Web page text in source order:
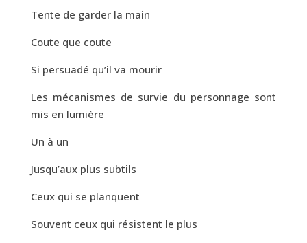
Tente de garder la main
Coute que coute
Si persuadé qu’il va mourir
Les mécanismes de survie du personnage sont
mis en lumière
Un à un
Jusqu’aux plus subtils
Ceux qui se planquent
Souvent ceux qui résistent le plus